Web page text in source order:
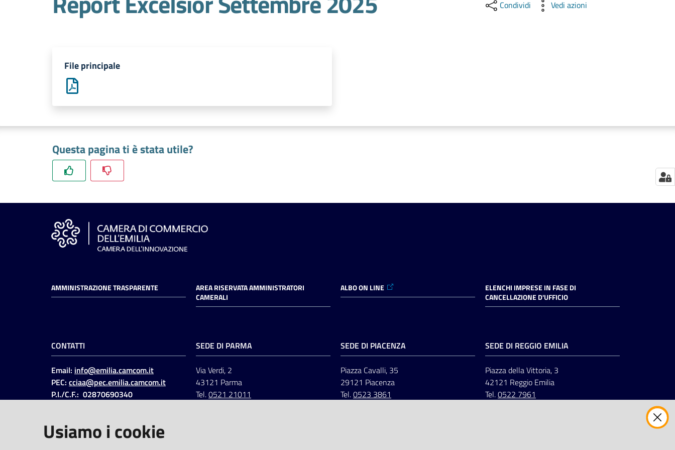
Condividi Vedi azioni
File principale
Questa pagina ti è stata utile?
AMMINISTRAZIONE TRASPARENTE
AREA RISERVATA AMMINISTRATORI
CAMERALI
ALBO ON LINE
ELENCHI IMPRESE IN FASE DI
CANCELLAZIONE D'UFFICIO
CONTATTI
Email: info@emilia.camcom.it
PEC: cciaa@pec.emilia.camcom.it
P.I./C.F.: 02870690340
Codice IPA: ccem
SEDE DI PARMA
Via Verdi, 2
43121 Parma
Tel.0521 21011
SEDE DI PIACENZA
Piazza Cavalli, 35
29121 Piacenza
Tel.0523 3861
SEDE DI REGGIO EMILIA
Piazza della Vittoria, 3
42121 Reggio Emilia
Tel.0522 7961
Usiamo i cookie